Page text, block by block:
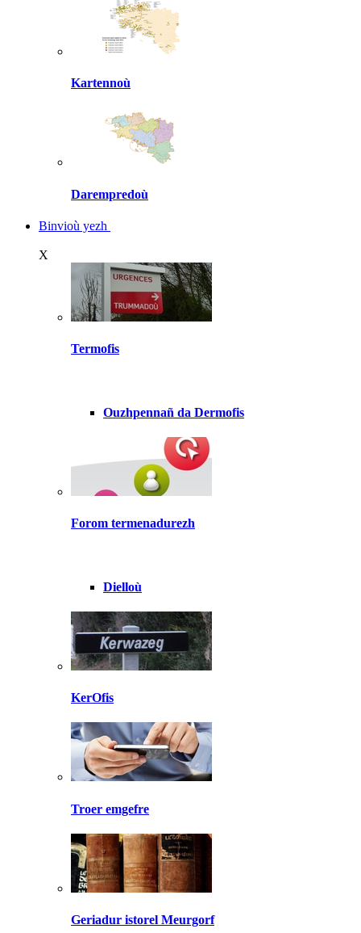
Kartennoù
Darempredoù
Binvioù yezh
X
Termofis
Ouzhpennañ da Dermofis
Forom termenadurezh
Dielloù
KerOfis
Troer emgefre
Geriadur istorel Meurgorf